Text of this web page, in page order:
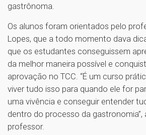
gastrônoma.
Os alunos foram orientados pelo
Lopes, que a todo momento dava
que os estudantes conseguissem
da melhor maneira possível e
aprovação no TCC. “É um curso
viver tudo isso para quando ele for
uma vivência e conseguir entender
dentro do processo da
professor.